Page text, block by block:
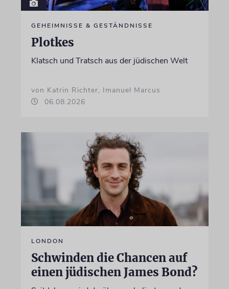
GEHEIMNISSE & GESTÄNDNISSE
Plotkes
Klatsch und Tratsch aus der jüdischen Welt
von Katrin Richter, Imanuel Marcus
06.08.2026
LONDON
Schwinden die Chancen auf
einen jüdischen James Bond?